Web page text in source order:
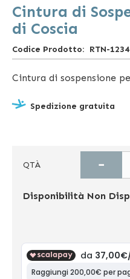
Cintura di
di Coscia
Codice Prodotto RTN-
Cintura di sospensione
Spedizione gratuita
QTÀ −
Disponibilità Non